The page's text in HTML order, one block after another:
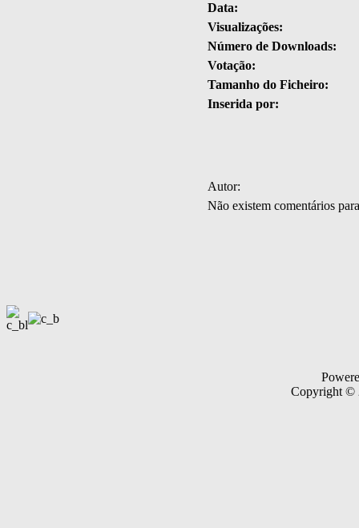
Data:
Visualizações:
Número de Downloads:
Votação:
Tamanho do Ficheiro:
Inserida por:
Autor:
Não existem comentários
Copyright ©